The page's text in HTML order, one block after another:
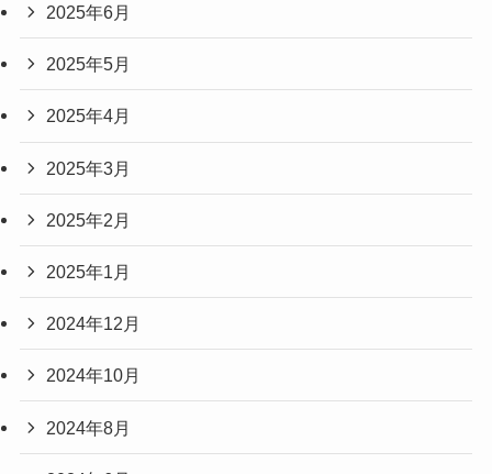
2025年6月
2025年5月
2025年4月
2025年3月
2025年2月
2025年1月
2024年12月
2024年10月
2024年8月